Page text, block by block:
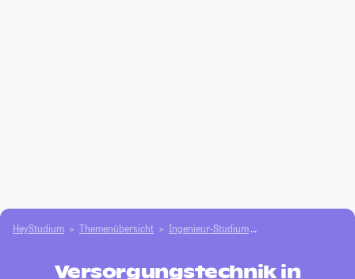
HeyStudium Themenübersicht Ingenieur-Studium
Versorgungstechnik in